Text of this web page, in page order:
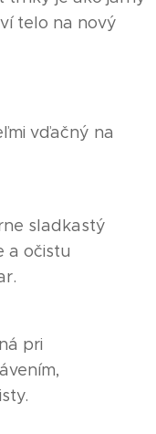
telo na nový
vďačný na
sladkastý
a očistu
pri